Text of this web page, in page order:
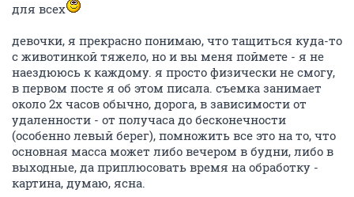
для всех
девочки, я прекрасно понимаю, что тащиться куда-то
с животинкой тяжело, но и вы меня поймете - я не
наездююсь к каждому. я просто физически не смогу,
в первом посте я об этом писала. съемка занимает
около 2х часов обычно, дорога, в зависимости от
удаленности - от получаса до бесконечности
(особенно левый берег), помножить все это на то, что
основная масса может либо вечером в будни, либо в
выходные, да приплюсовать время на обработку -
картина, думаю, ясна.